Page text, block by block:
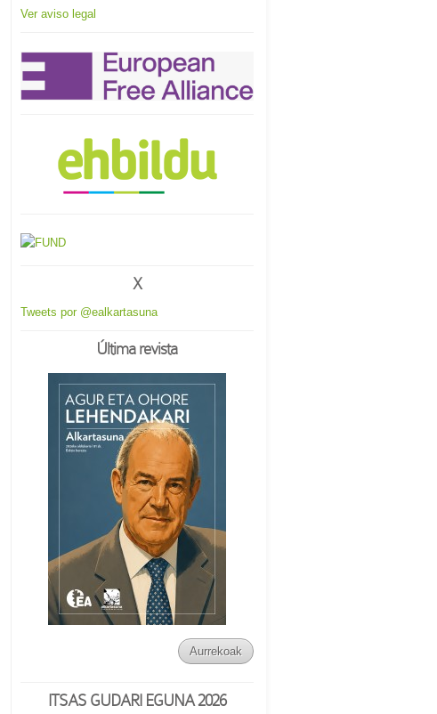
Ver aviso legal
X
Tweets por @ealkartasuna
Última revista
Aurrekoak
ITSAS GUDARI EGUNA 2026